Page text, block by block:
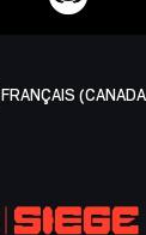
FRANÇAIS